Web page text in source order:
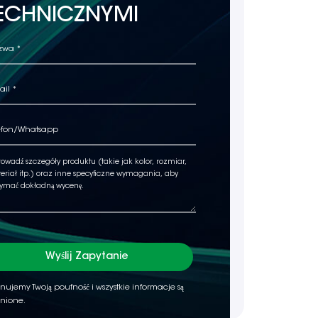
Wyślij Zapytanie
Twoją poufność i wszystkie informacje są